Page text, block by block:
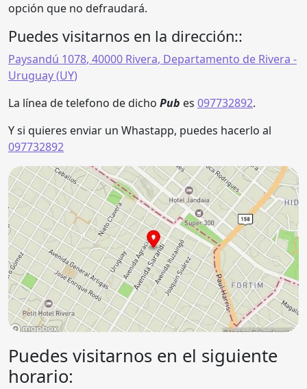
opción que no defraudará.
Puedes visitarnos en la dirección::
Paysandú 1078, 40000 Rivera, Departamento de Rivera -
Uruguay (UY)
La línea de telefono de dicho Pub es 097732892.
Y si quieres enviar un Whastapp, puedes hacerlo al
097732892
Puedes visitarnos en el siguiente
horario: